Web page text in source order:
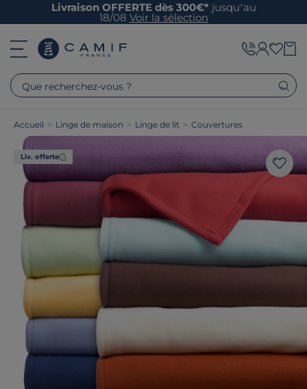
Livraison OFFERTE dès 300€* jusqu’au
18/08 Voir la sélection
Que recherchez-vous ?
Accueil > Linge de maison > Linge de lit > Couvertures
Liv. offerte